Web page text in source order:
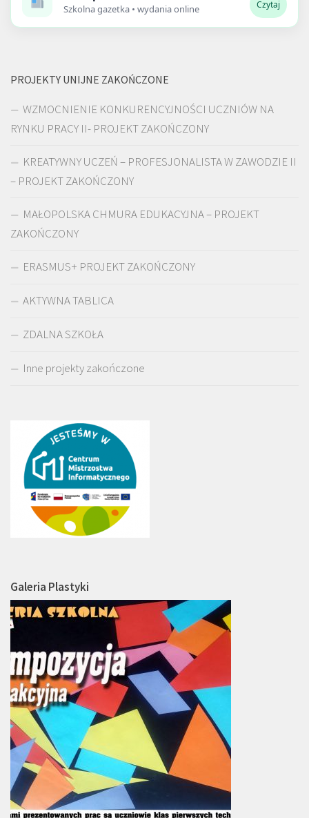
Szkolna gazetka • wydania online Czytaj
PROJEKTY UNIJNE ZAKOŃCZONE
WZMOCNIENIE KONKURENCYJNOŚCI UCZNIÓW NA
RYNKU PRACY II- PROJEKT ZAKOŃCZONY
KREATYWNY UCZEŃ – PROFESJONALISTA W ZAWODZIE II
– PROJEKT ZAKOŃCZONY
MAŁOPOLSKA CHMURA EDUKACYJNA – PROJEKT
ZAKOŃCZONY
ERASMUS+ PROJEKT ZAKOŃCZONY
AKTYWNA TABLICA
ZDALNA SZKOŁA
Inne projekty zakończone
Galeria Plastyki